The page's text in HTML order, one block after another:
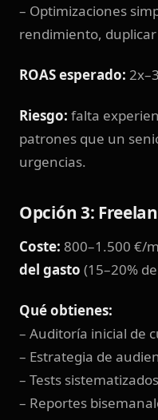
– Optimizaciones
rendimiento,
ROAS esperado:
Riesgo: falta
patrones que un
urgencias.
Opción 3:
Coste: 800–1.500 €/
del gasto (15–20%
Qué obtienes:
– Auditoría inicial de
– Estrategia de
– Tests sistematizados
– Reportes